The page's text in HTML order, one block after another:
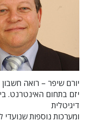
יורם שיפר – רואה
יזם בתחום האינטרנט.
דיגיטלית
ומערכות נוספות